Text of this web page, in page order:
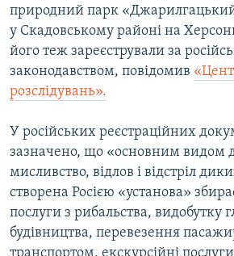
природний парк
у Скадовському районі на
його теж зареєстрували за
законодавством, повідомив
розслідувань».
У російських реєстраційних
зазначено, що «основним видом
мисливство, відлов і відстріл
створена Росією «установа»
послуги з рибальства, видобутку
будівництва, перевезення